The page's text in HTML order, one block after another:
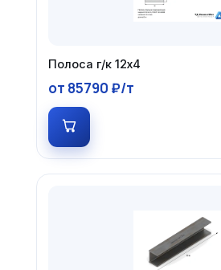
Полоса г/к 12х4
от 85790 ₽/т